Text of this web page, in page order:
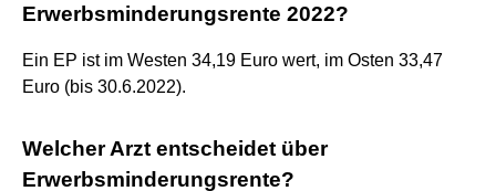
Erwerbsminderungsrente 2022?
Ein EP ist im Westen 34,19 Euro wert, im Osten 33,47
Euro (bis 30.6.2022).
Welcher Arzt entscheidet über
Erwerbsminderungsrente?